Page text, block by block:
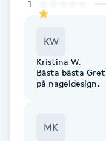
Damklippning
Dermapen
Diamantslipning
1
KW
Kristina W.
Bästa bästa
på nageldesign.
MK